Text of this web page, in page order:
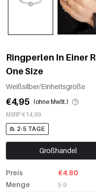
Ringperlen In Einer
One Size
Weißsilber/Einheitsgröße
€4,95 (ohne MwSt.)
MSRP €14,99
2-5 TAGE
Großhandel
Preis
Menge
€4.80
5-9